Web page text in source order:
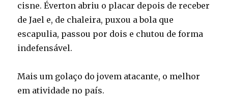
cisne. Éverton abriu o placar depois de receber
de Jael e, de chaleira, puxou a bola que
escapulia, passou por dois e chutou de forma
indefensável.
Mais um golaço do jovem atacante, o melhor
em atividade no país.